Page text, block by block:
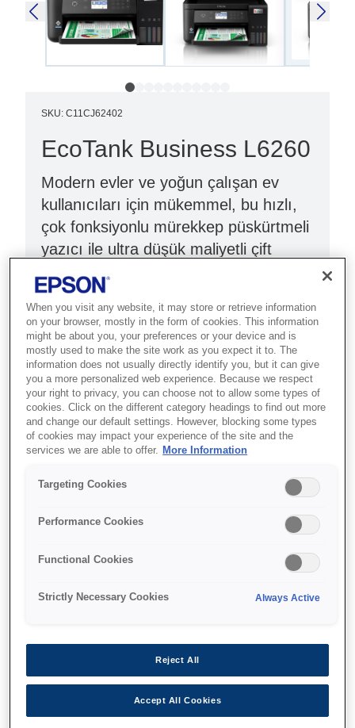
SKU: C11CJ62402
EcoTank Business L6260
Modern evler ve yoğun çalışan ev
kullanıcıları için mükemmel, bu hızlı,
çok fonksiyonlu mürekkep püskürtmeli
yazıcı ile ultra düşük maliyetli çift
Çift taraflı baskı
Maliyeti %90 oranında azaltın
3 yıla kadar mürekkep dahildir
Nereden alabilirim
Çift taraflı baskı
Baskı, fotokopi ve tarama
When you visit any website, it may store or retrieve information
on your browser, mostly in the form of cookies. This information
might be about you, your preferences or your device and is
mostly used to make the site work as you expect it to. The
information does not usually directly identify you, but it can give
you a more personalized web experience. Because we respect
your right to privacy, you can choose not to allow some types of
cookies. Click on the different category headings to find out more
and change our default settings. However, blocking some types
of cookies may impact your experience of the site and the
services we are able to offer.
More Information
Targeting Cookies
Performance Cookies
Functional Cookies
Strictly Necessary Cookies Always Active
Reject All
Accept All Cookies